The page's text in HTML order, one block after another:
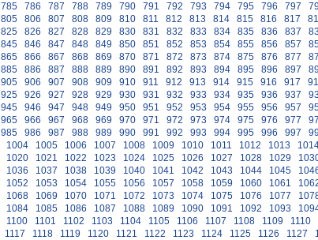
785 786 787 788 789 790 791 792 793 794 795 796 797
805 806 807 808 809 810 811 812 813 814 815 816 817
825 826 827 828 829 830 831 832 833 834 835 836 837
845 846 847 848 849 850 851 852 853 854 855 856 857
865 866 867 868 869 870 871 872 873 874 875 876 877
885 886 887 888 889 890 891 892 893 894 895 896 897
905 906 907 908 909 910 911 912 913 914 915 916 917
925 926 927 928 929 930 931 932 933 934 935 936 937
945 946 947 948 949 950 951 952 953 954 955 956 957
965 966 967 968 969 970 971 972 973 974 975 976 977
985 986 987 988 989 990 991 992 993 994 995 996 997
1004 1005 1006 1007 1008 1009 1010 1011 1012 1013
1020 1021 1022 1023 1024 1025 1026 1027 1028 1029
1036 1037 1038 1039 1040 1041 1042 1043 1044 1045
1052 1053 1054 1055 1056 1057 1058 1059 1060 1061
1068 1069 1070 1071 1072 1073 1074 1075 1076 1077
1084 1085 1086 1087 1088 1089 1090 1091 1092 1093
1100 1101 1102 1103 1104 1105 1106 1107 1108 1109 1110
1117 1118 1119 1120 1121 1122 1123 1124 1125 1126 1127